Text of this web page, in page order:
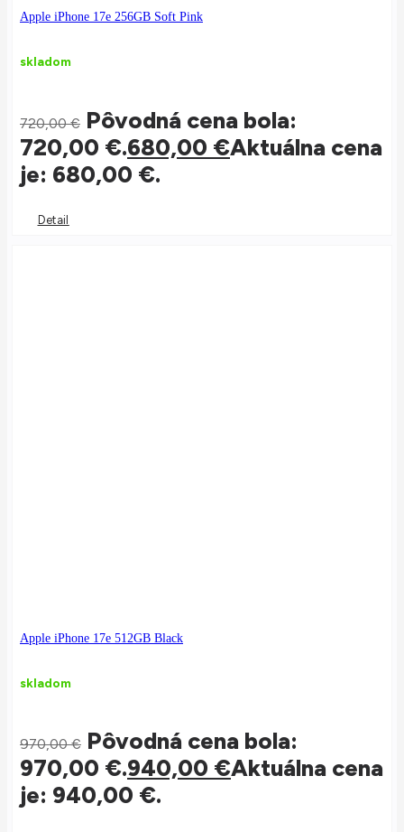
Apple iPhone 17e 256GB Soft Pink
skladom
720,00€ Pôvodná cena bola:
720,00 €.680,00 €Aktuálna cena
je: 680,00 €.
Detail
Apple iPhone 17e 512GB Black
skladom
970,00€ Pôvodná cena bola:
970,00 €.940,00 €Aktuálna cena
je: 940,00 €.